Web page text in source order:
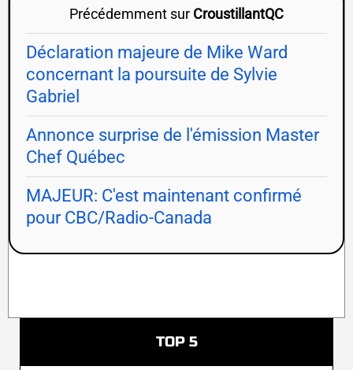
Précédemment sur CroustillantQC
Déclaration majeure de Mike Ward
concernant la poursuite de Sylvie
Gabriel
Annonce surprise de l'émission Master
Chef Québec
MAJEUR: C'est maintenant confirmé
pour CBC/Radio-Canada
TOP 5